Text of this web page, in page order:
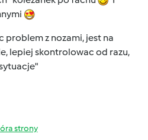
problem z nozami, jest na
lepiej skontrolowac od razu,
strony